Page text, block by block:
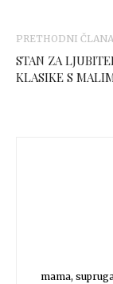
PRETHODNI
STAN ZA
KLASIKE S
mama,